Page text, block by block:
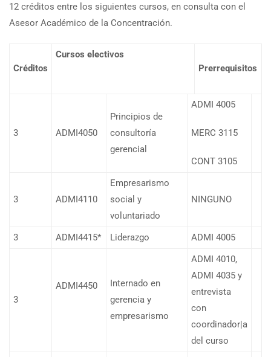
12 créditos entre los siguientes cursos, en consulta con el
Asesor Académico de la Concentración.
Créditos
Cursos electivos
Prerrequisitos
3 ADMI4050
Principios de
consultoría
gerencial
ADMI 4005
MERC 3115
CONT 3105
3 ADMI4110
Empresarismo
social y
voluntariado
NINGUNO
3 ADMI4415* Liderazgo ADMI 4005
3
ADMI4450
Internado en
gerencia y
empresarismo
ADMI 4010,
ADMI 4035 y
entrevista
con
coordinador|a
del curso